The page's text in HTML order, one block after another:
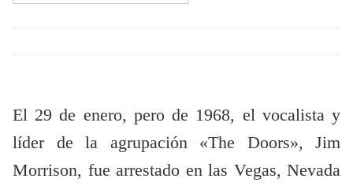
El 29 de enero, pero de 1968, el vocalista y
líder de la agrupación «The Doors», Jim
Morrison, fue arrestado en las Vegas, Nevada